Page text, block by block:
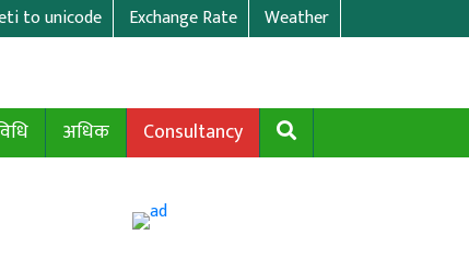
to unicode Exchange Rate Weather
अधिक Consultancy